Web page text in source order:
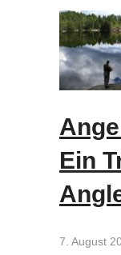
Ein
7. August